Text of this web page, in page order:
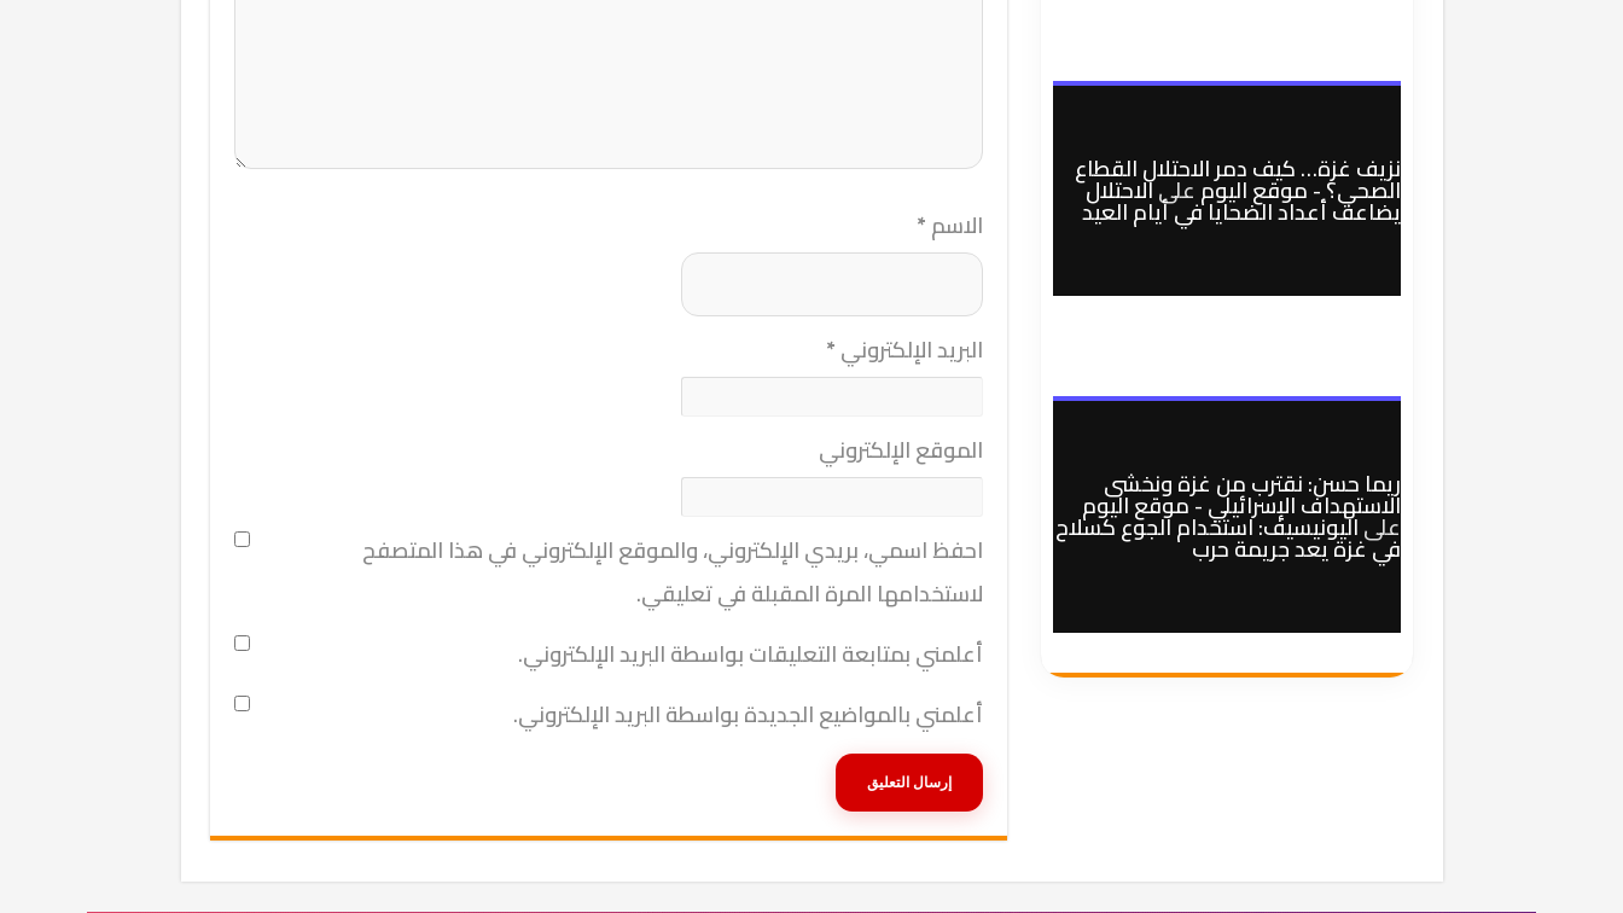
الاسم*
البريد الإلكتروني*
الموقع الإلكتروني
احفظ اسمي، بريدي الإلكتروني، والموقع الإلكتروني في هذا المتصفح
لاستخدامها المرة المقبلة في تعليقي.
أعلمني بمتابعة التعليقات بواسطة البريد الإلكتروني.
أعلمني بالمواضيع الجديدة بواسطة البريد الإلكتروني.
نزيف غزة… كيف دمر الاحتلال القطاع
الصحي؟ - موقع اليومعلىالاحتلال
يضاعف أعداد الضحايا في أيام العيد
ريما حسن: نقترب من غزة ونخشى
الاستهداف الإسرائيلي - موقع اليوم
علىاليونيسيف: استخدام الجوع كسلاح
في غزة يعد جريمة حرب